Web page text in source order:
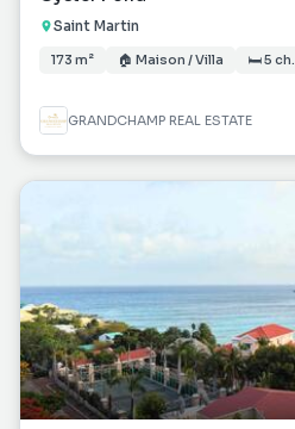
Saint Martin
173 m² 🏠 Maison / Villa 🛏 5 ch.
GRANDCHAMP REAL ESTATE